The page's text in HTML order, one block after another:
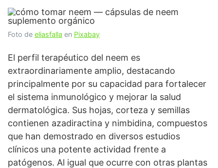
Foto de eliasfalla en Pixabay
El perfil terapéutico del neem es
extraordinariamente amplio, destacando
principalmente por su capacidad para fortalecer
el sistema inmunológico y mejorar la salud
dermatológica. Sus hojas, corteza y semillas
contienen azadiractina y nimbidina, compuestos
que han demostrado en diversos estudios
clínicos una potente actividad frente a
patógenos. Al igual que ocurre con otras plantas